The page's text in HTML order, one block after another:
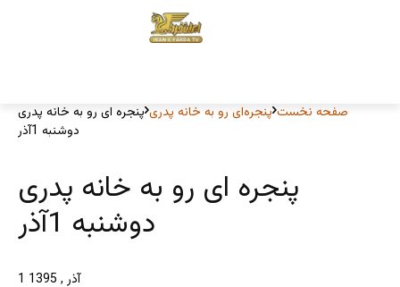
صفحه نخست پنجره‌ای رو به خانه پدری پنجره ای رو به خانه پدری
دوشنبه 1آذر
پنجره ای رو به خانه پدری
دوشنبه 1آذر
1 آذر , 1395